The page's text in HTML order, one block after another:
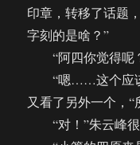
印章，转移了话题
字刻的是啥？”
“阿四你觉得呢？
“嗯……这个应该
又看了另外一个，
“对！”朱云峰很